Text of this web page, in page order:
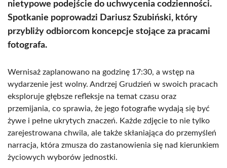
nietypowe podejście do uchwycenia codzienności.
Spotkanie poprowadzi Dariusz Szubiński, który
przybliży odbiorcom koncepcje stojące za pracami
fotografa.
Wernisaż zaplanowano na godzinę 17:30, a wstęp na
wydarzenie jest wolny. Andrzej Grudzień w swoich pracach
eksploruje głębsze refleksje na temat czasu oraz
przemijania, co sprawia, że jego fotografie wydają się być
żywe i pełne ukrytych znaczeń. Każde zdjęcie to nie tylko
zarejestrowana chwila, ale także skłaniająca do przemyśleń
narracja, która zmusza do zastanowienia się nad kierunkiem
życiowych wyborów jednostki.